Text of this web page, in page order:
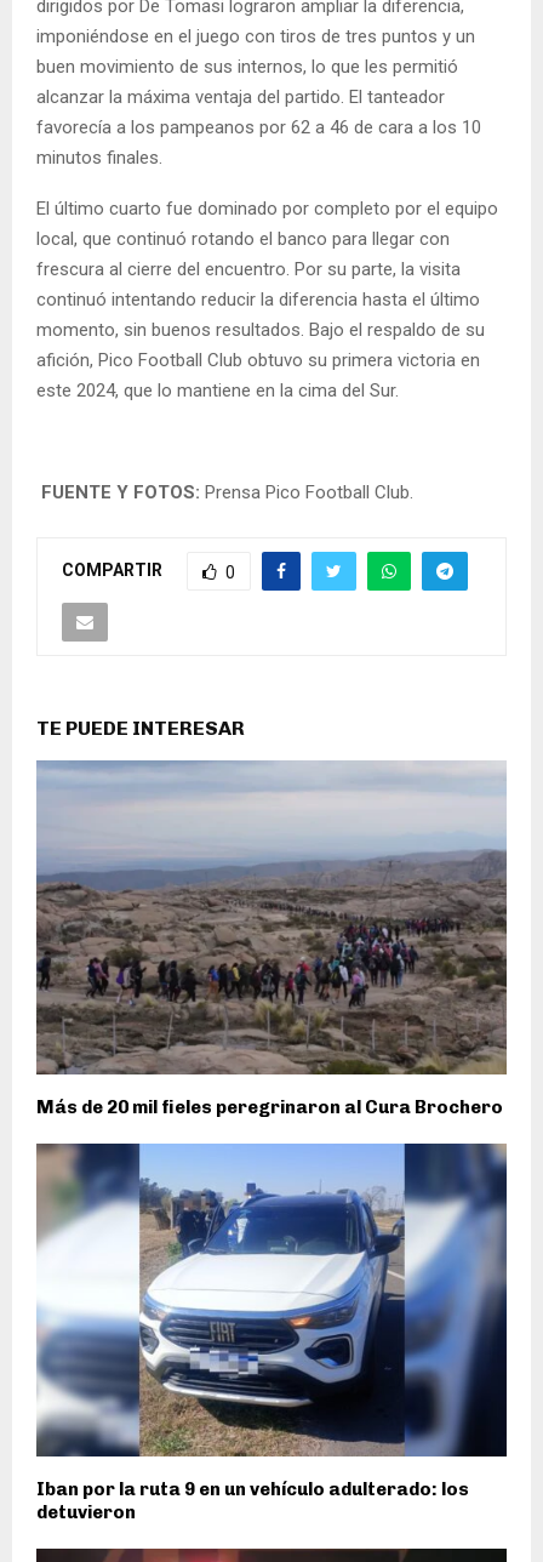
dirigidos por De Tomasi lograron ampliar la diferencia,
imponiéndose en el juego con tiros de tres puntos y un
buen movimiento de sus internos, lo que les permitió
alcanzar la máxima ventaja del partido. El tanteador
favorecía a los pampeanos por 62 a 46 de cara a los 10
minutos finales.
El último cuarto fue dominado por completo por el equipo
local, que continuó rotando el banco para llegar con
frescura al cierre del encuentro. Por su parte, la visita
continuó intentando reducir la diferencia hasta el último
momento, sin buenos resultados. Bajo el respaldo de su
afición, Pico Football Club obtuvo su primera victoria en
este 2024, que lo mantiene en la cima del Sur.
FUENTE Y FOTOS: Prensa Pico Football Club.
COMPARTIR 0
TE PUEDE INTERESAR
Más de 20 mil fieles peregrinaron al Cura Brochero
Iban por la ruta 9 en un vehículo adulterado: los
detuvieron